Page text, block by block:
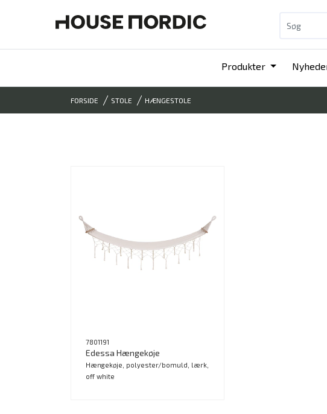
Produkter
FORSIDE STOLE HÆNGESTOLE
7801191
Edessa Hængekøje
Hængekøje, polyester/bomuld, lærk,
off white